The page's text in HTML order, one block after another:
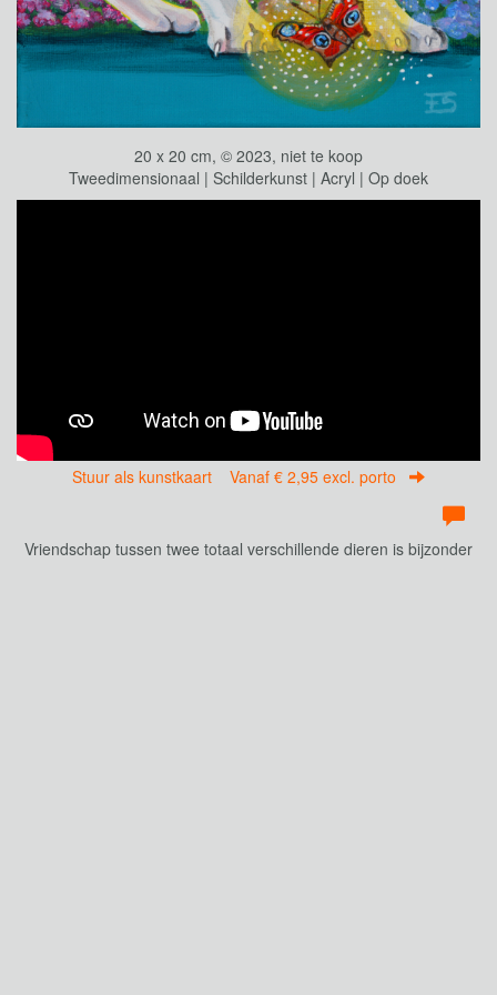
20 x 20 cm, © 2023, niet te koop
Tweedimensionaal | Schilderkunst | Acryl | Op doek
Stuur als kunstkaart Vanaf € 2,95 excl. porto
Vriendschap tussen twee totaal verschillende dieren is bijzonder